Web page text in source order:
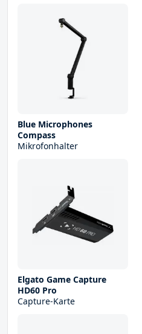
Blue Microphones
Compass
Mikrofonhalter
Elgato Game Capture
HD60 Pro
Capture-Karte